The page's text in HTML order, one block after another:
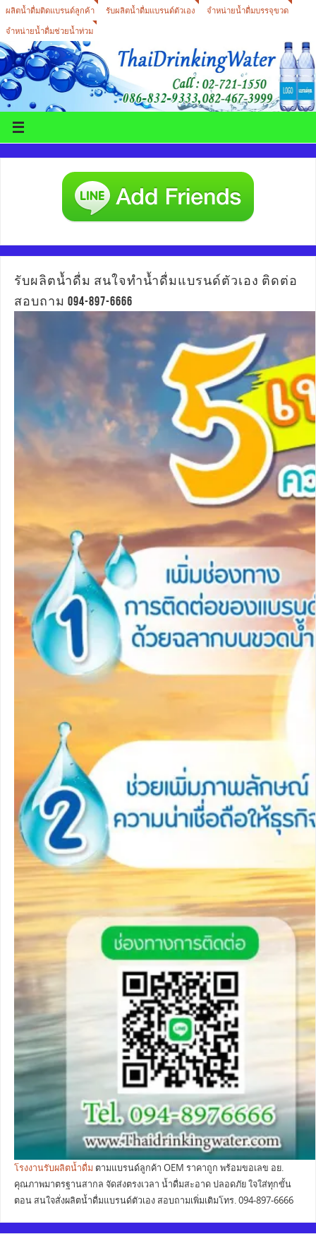
ผลิตน้ำดื่มติดแบรนด์ลูกค้า รับผลิตน้ำดื่มแบรนด์ตัวเอง
จำหน่ายน้ำดื่มบรรจุขวด
จำหน่ายน้ำดื่มช่วยน้ำท่วม
รับผลิตน้ำดื่ม สนใจทำน้ำดื่มแบรนด์ตัวเอง ติดต่อ
สอบถาม 094-897-6666
โรงงานรับผลิตน้ำดื่ม ตามแบรนด์ลูกค้า OEM ราคาถูก พร้อมขอเลข อย.
คุณภาพมาตรฐานสากล จัดส่งตรงเวลา น้ำดื่มสะอาด ปลอดภัย ใจใส่ทุกขั้น
ตอน สนใจสั่งผลิตน้ำดื่มแบรนด์ตัวเอง สอบถามเพิ่มเติมโทร. 094-897-6666